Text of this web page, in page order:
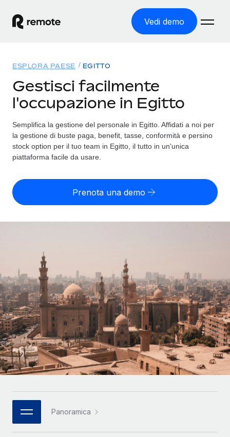
Vedi demo
ASSUMI NEL MONDO
Global Payroll
Gestisci il payroll a norma, in tutta semplicità
Employer of Record
Contractor Management
Chiedi a un esperto
Affidati agli esperti per la gestione HR e la
compliance globale
Soluzioni
COPERTURA GLOBALE
Ricerca paesi
Trova i servizi di supporto all’impiego per ogni Paese
Confronta Remote
Scopri come ci confrontiamo con gli altri
Integra l'HR globale nella tua piattaforma in modo
flessibile
CASE STUDIES
Tariffe
English
Deutsch
Español
Italiano
Português (Portugal)
日本語
한국어
中文（简体）
Login
ESPLORA PAESE EGITTO
Gestisci facilmente
l'occupazione in Egitto
Semplifica la gestione del personale in Egitto. Affidati a noi per
la gestione di buste paga, benefit, tasse, conformità e persino
stock option per il tuo team in Egitto, il tutto in un'unica
piattaforma facile da usare.
Prenota una demo
Panoramica